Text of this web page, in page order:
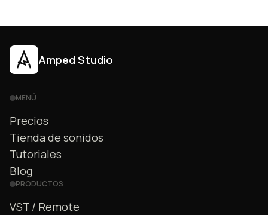
Amped Studio
MENÚ
Precios
Tienda de sonidos
Tutoriales
Blog
PRODUCTOS
VST / Remote